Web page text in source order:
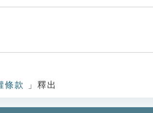
條款 」釋出